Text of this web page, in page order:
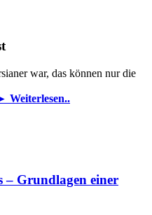
war, das können nur die
Weiterlesen..
– Grundlagen einer